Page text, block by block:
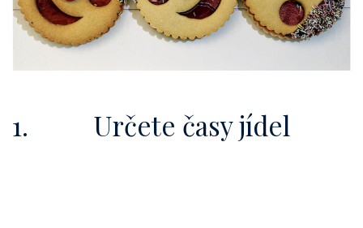
1. Určete časy jídel